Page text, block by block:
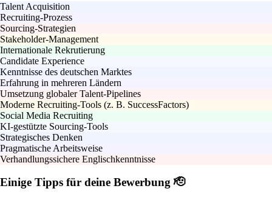
Talent Acquisition
Recruiting-Prozess
Sourcing-Strategien
Stakeholder-Management
Internationale Rekrutierung
Candidate Experience
Kenntnisse des deutschen Marktes
Erfahrung in mehreren Ländern
Umsetzung globaler Talent-Pipelines
Moderne Recruiting-Tools (z. B. SuccessFactors)
Social Media Recruiting
KI-gestützte Sourcing-Tools
Strategisches Denken
Pragmatische Arbeitsweise
Verhandlungssichere Englischkenntnisse
Einige Tipps für deine Bewerbung 🫡